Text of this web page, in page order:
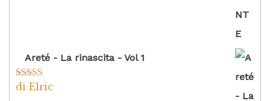
Areté - La rinascita - Vol 1
Valutato5
di Elric